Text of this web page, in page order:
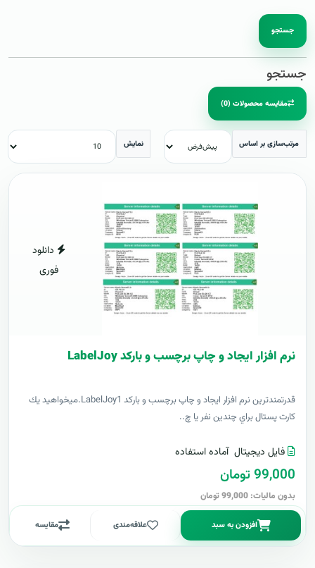
جستجو
جستجو
مقایسه محصولات (0)
مرتب‌سازی بر اساس نمایش
دانلود
فوری
نرم افزار ایجاد و چاپ برچسب و بارکد LabelJoy
قدرتمندترين نرم افزار ایجاد و چاپ برچسب و بارکد LabelJoy1.ميخواهيد يك
كارت پستال براي چندين نفر يا چ..
فایل دیجیتال آماده استفاده
99,000 تومان
بدون مالیات: 99,000 تومان
افزودن به سبد علاقه‌مندی مقایسه